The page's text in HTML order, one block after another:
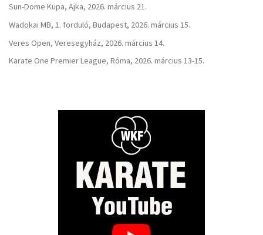
Sun-Dome Kupa, Ajka, 2026. március 21.
Wadokai MB, 1. forduló, Budapest, 2026. március 15.
Veres Open, Veresegyház, 2026. március 14.
Karate One Premier League, Róma, 2026. március 13-15.